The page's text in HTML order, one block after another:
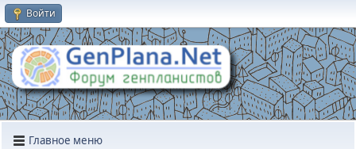
Войти
Главное меню